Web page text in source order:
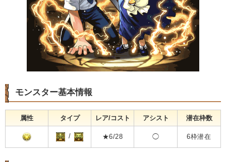
モンスター基本情報
属性 タイプ レア/コスト アシスト 潜在枠数
/ ★6/28 ◯ 6枠潜在